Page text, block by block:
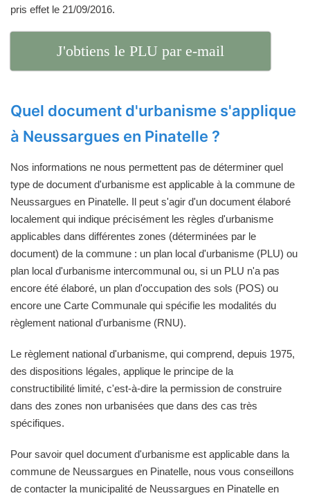
pris effet le 21/09/2016.
J'obtiens le PLU par e-mail
Quel document d'urbanisme s'applique
à Neussargues en Pinatelle ?
Nos informations ne nous permettent pas de déterminer quel
type de document d'urbanisme est applicable à la commune de
Neussargues en Pinatelle. Il peut s'agir d'un document élaboré
localement qui indique précisément les règles d'urbanisme
applicables dans différentes zones (déterminées par le
document) de la commune : un plan local d'urbanisme (PLU) ou
plan local d'urbanisme intercommunal ou, si un PLU n'a pas
encore été élaboré, un plan d'occupation des sols (POS) ou
encore une Carte Communale qui spécifie les modalités du
règlement national d'urbanisme (RNU).
Le règlement national d'urbanisme, qui comprend, depuis 1975,
des dispositions légales, applique le principe de la
constructibilité limité, c'est-à-dire la permission de construire
dans des zones non urbanisées que dans des cas très
spécifiques.
Pour savoir quel document d'urbanisme est applicable dans la
commune de Neussargues en Pinatelle, nous vous conseillons
de contacter la municipalité de Neussargues en Pinatelle en